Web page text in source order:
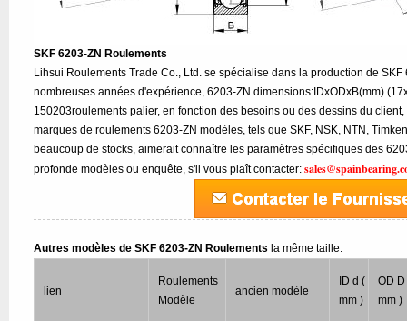
SKF 6203-ZN Roulements
Lihsui Roulements Trade Co., Ltd. se spécialise dans la production de
nombreuses années d'expérience, 6203-ZN dimensions:IDxODxB(mm)
150203roulements palier, en fonction des besoins ou des dessins du
marques de roulements 6203-ZN modèles, tels que SKF, NSK, NTN,
beaucoup de stocks, aimerait connaître les paramètres spécifiques des
profonde modèles ou enquête, s'il vous plaît contacter:
Autres modèles de SKF 6203-ZN Roulements la même taille:
lien
Roulements
Modèle
ancien modèle
ID d (
mm )
OD D
mm )